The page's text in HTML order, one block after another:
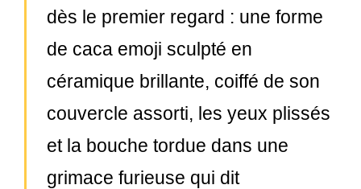
dès le premier regard : une forme
de caca emoji sculpté en
céramique brillante, coiffé de son
couvercle assorti, les yeux plissés
et la bouche tordue dans une
grimace furieuse qui dit